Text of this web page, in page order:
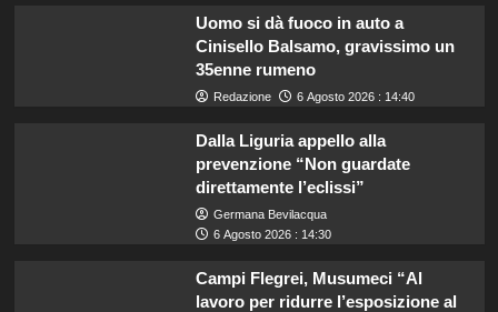
Uomo si dà fuoco in auto a
Cinisello Balsamo, gravissimo un
35enne rumeno
Redazione 6 Agosto 2026 : 14:40
Dalla Liguria appello alla
prevenzione “Non guardate
direttamente l’eclissi”
Germana Bevilacqua
6 Agosto 2026 : 14:30
Campi Flegrei, Musumeci “Al
lavoro per ridurre l’esposizione al